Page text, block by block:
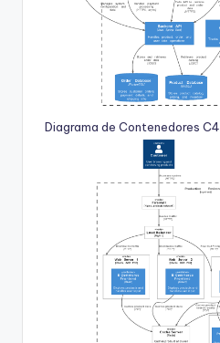
Diagrama de Contenedores C4